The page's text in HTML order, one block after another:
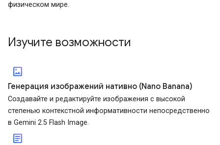
физическом мире.
Изучите возможности
imagesmode
Генерация изображений нативно (Nano Banana)
Создавайте и редактируйте изображения с высокой
степенью контекстной информативности непосредственно
в Gemini 2.5 Flash Image.
article